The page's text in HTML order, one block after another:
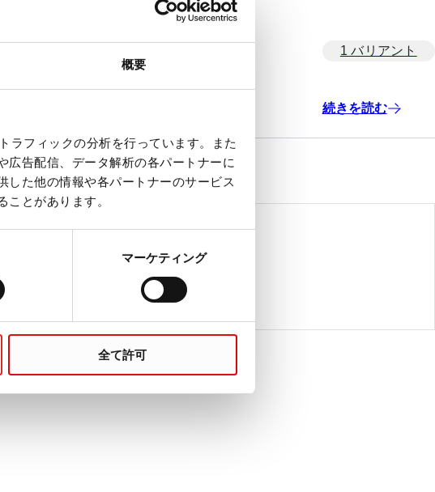
概要
ラフィックの分析を行っています。また
広告配信、データ解析の各パートナーに
した他の情報や各パートナーのサービス
とがあります。
マーケティング
全て許可
1 バリアント
続きを読む
の革新的な前分析ソリューション
こちら プレアナリティクス ワークフロー